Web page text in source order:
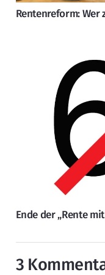
Rentenreform: Wer
Ende der „Rente
3